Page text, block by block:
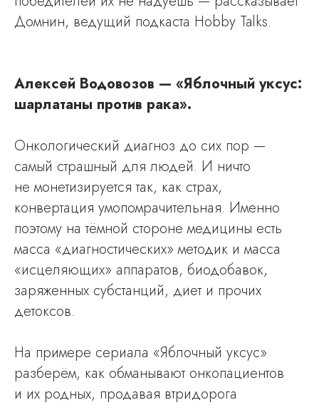
Домнин, ведущий подкаста Hobby Talks.
Алексей Водовозов — «Яблочный уксус:
шарлатаны против рака».
Онкологический диагноз до сих пор —
самый страшный для людей. И ничто
не монетизируется так, как страх,
конвертация умопомрачительная. Именно
поэтому на тёмной стороне медицины есть
масса «диагностических» методик и масса
«исцеляющих» аппаратов, биодобавок,
заряженных субстанций, диет и прочих
детоксов.
На примере сериала «Яблочный уксус»
разберём, как обманывают онкопациентов
и их родных, продавая втридорога